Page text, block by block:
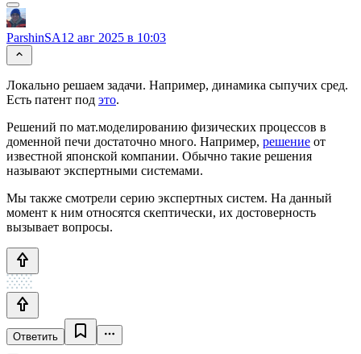
ParshinSA12 авг 2025 в 10:03
Локально решаем задачи. Например, динамика сыпучих сред.
Есть патент под это.
Решений по мат.моделированию физических процессов в
доменной печи достаточно много. Например, решение от
известной японской компании. Обычно такие решения
называют экспертными системами.
Мы также смотрели серию экспертных систем. На данный
момент к ним относятся скептически, их достоверность
вызывает вопросы.
Ответить